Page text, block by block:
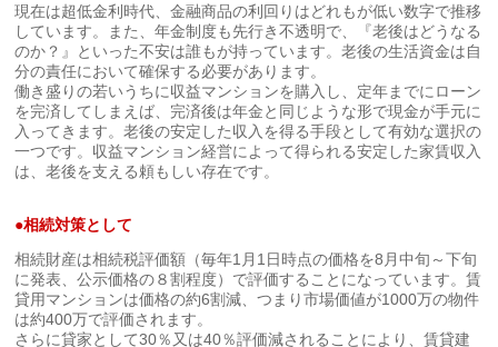
現在は超低金利時代、金融商品の利回りはどれもが低い数字で推移
しています。また、年金制度も先行き不透明で、『老後はどうなる
のか？』といった不安は誰もが持っています。老後の生活資金は自
分の責任において確保する必要があります。
働き盛りの若いうちに収益マンションを購入し、定年までにローン
を完済してしまえば、完済後は年金と同じような形で現金が手元に
入ってきます。老後の安定した収入を得る手段として有効な選択の
一つです。収益マンション経営によって得られる安定した家賃収入
は、老後を支える頼もしい存在です。
●相続対策として
相続財産は相続税評価額（毎年1月1日時点の価格を8月中旬～下旬
に発表、公示価格の８割程度）で評価することになっています。賃
貸用マンションは価格の約6割減、つまり市場価値が1000万の物件
は約400万で評価されます。
さらに貸家として30％又は40％評価減されることにより、賃貸建